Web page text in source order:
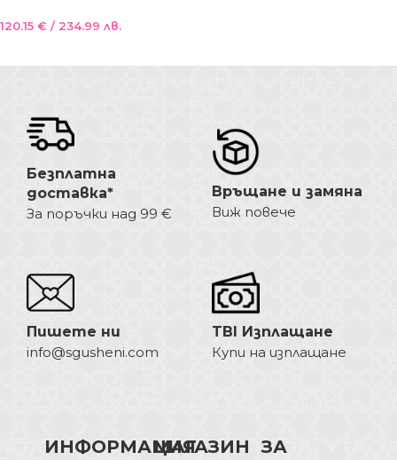
раница за най-малките
120.15 € / 234.99 лв.
Безплатна
доставка*
За поръчки над 99 €
Връщане и замяна
Виж повече
Пишете ни
info@sgusheni.com
TBI Изплащане
Купи на изплащане
ИНФОРМАЦИЯМАГАЗИН
ЗА